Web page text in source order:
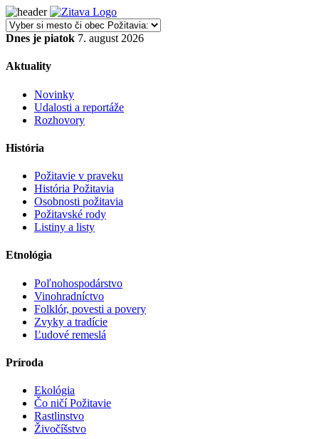
Dnes je piatok 7. august 2026
Aktuality
Novinky
Udalosti a reportáže
Rozhovory
História
Požitavie v praveku
História Požitavia
Osobnosti požitavia
Požitavské rody
Listiny a listy
Etnológia
Poľnohospodárstvo
Vinohradníctvo
Folklór, povesti a povery
Zvyky a tradície
Ľudové remeslá
Príroda
Ekológia
Čo ničí Požitavie
Rastlinstvo
Živočíšstvo